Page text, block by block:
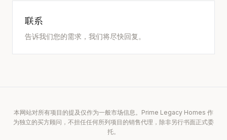
联系
告诉我们您的需求，我们将尽快回复。
本网站对所有项目的提及仅作为一般市场信息。Prime Legacy Homes 作
为独立的买方顾问，不担任任何所列项目的销售代理，除非另行书面正式委
托。